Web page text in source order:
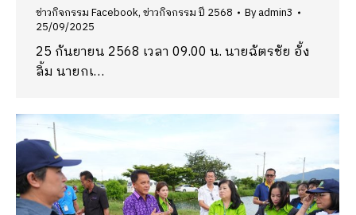
ข่าวกิจกรรม Facebook,ข่าวกิจกรรม ปี 2568 Byadmin3
25/09/2025
25 กันยายน 2568 เวลา 09.00 น. นายฉัตรชัย อั้ง
ลิ้ม นายกเ…